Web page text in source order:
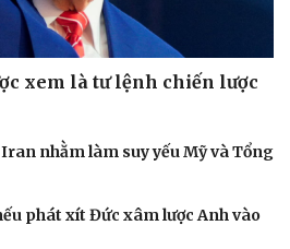
xem là tư lệnh chiến lược
Iran nhằm làm suy yếu Mỹ và Tổng
phát xít Đức xâm lược Anh vào